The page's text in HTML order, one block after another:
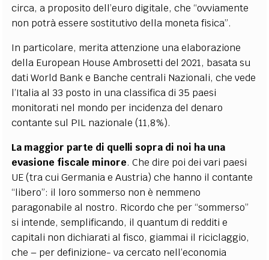
circa, a proposito dell’euro digitale, che “ovviamente
non potrà essere sostitutivo della moneta fisica”.
In particolare, merita attenzione una elaborazione
della European House Ambrosetti del 2021, basata su
dati World Bank e Banche centrali Nazionali, che vede
l’Italia al 33 posto in una classifica di 35 paesi
monitorati nel mondo per incidenza del denaro
contante sul PIL nazionale (11,8%).
La maggior parte di quelli sopra di noi ha una
evasione fiscale minore. Che dire poi dei vari paesi
UE (tra cui Germania e Austria) che hanno il contante
“libero”: il loro sommerso non è nemmeno
paragonabile al nostro. Ricordo che per “sommerso”
si intende, semplificando, il quantum di redditi e
capitali non dichiarati al fisco, giammai il riciclaggio,
che – per definizione- va cercato nell’economia